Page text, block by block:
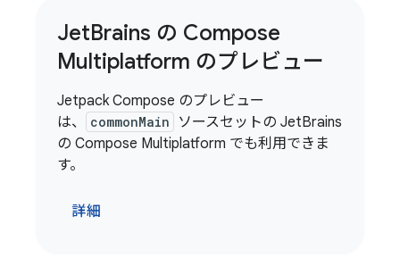
JetBrains の Compose
Multiplatform のプレビュー
Jetpack Compose のプレビュー
は、
commonMain
ソースセットの JetBrains
の Compose Multiplatform でも利用できま
す。
詳細